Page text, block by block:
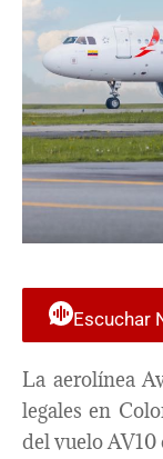
Escuchar
La aerolínea
legales en
del vuelo